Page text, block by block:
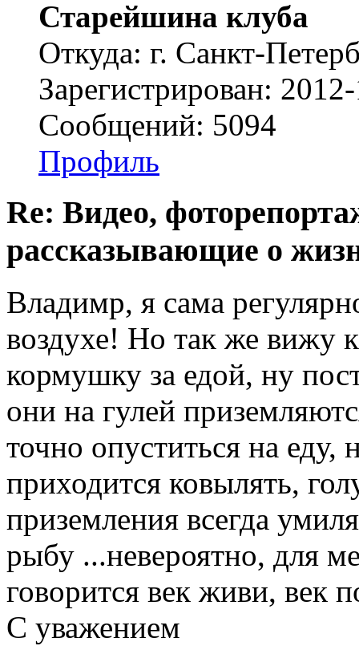
Старейшина клуба
Откуда: г. Санкт-
Зарегистрирован:
Сообщений: 5094
Профиль
Re: Видео,
рассказывающие о
Владимр, я сама
воздухе! Но так же вижу
кормушку за едой, ну
они на гулей
точно опуститься на
приходится ковылять,
приземления всегда
рыбу ...невероятно, для
говорится век живи, век
С уважением